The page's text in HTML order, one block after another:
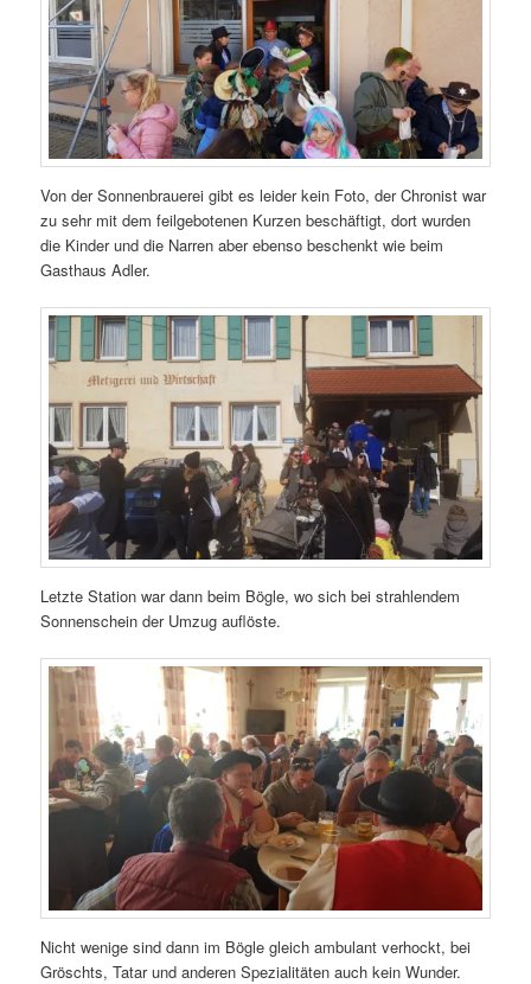
Von der Sonnenbrauerei gibt es leider kein Foto, der Chronist war
zu sehr mit dem feilgebotenen Kurzen beschäftigt, dort wurden
die Kinder und die Narren aber ebenso beschenkt wie beim
Gasthaus Adler.
Letzte Station war dann beim Bögle, wo sich bei strahlendem
Sonnenschein der Umzug auflöste.
Nicht wenige sind dann im Bögle gleich ambulant verhockt, bei
Gröschts, Tatar und anderen Spezialitäten auch kein Wunder.